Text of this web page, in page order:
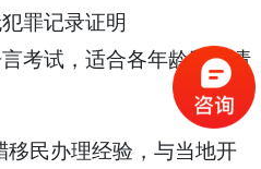
犯罪记录证明
言考试，适合各年龄段申请
民办理经验，与当地开